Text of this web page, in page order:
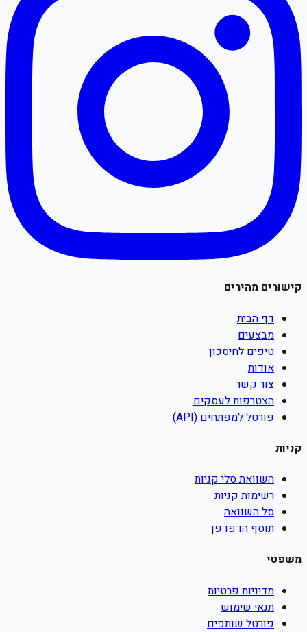
קישורים מהירים
דף הבית
מבצעים
טיפים לחיסכון
אודות
צור קשר
הצטרפות לעסקים
פורטל למפתחים (API)
קניות
השוואת סלי קניות
רשימות קניות
סל השוואה
תוסף הדפדפן
משפטי
מדיניות פרטיות
תנאי שימוש
פורטל שותפים